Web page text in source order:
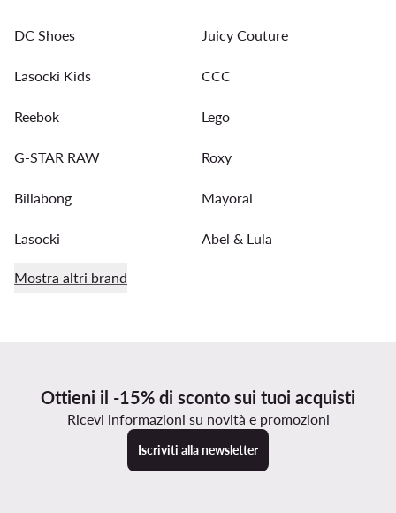
DC Shoes Juicy Couture
Lasocki Kids CCC
Reebok Lego
G-STAR RAW Roxy
Billabong Mayoral
Lasocki Abel & Lula
Mostra altri brand
Ottieni il -15% di sconto sui tuoi acquisti
Ricevi informazioni su novità e promozioni
Iscriviti alla newsletter